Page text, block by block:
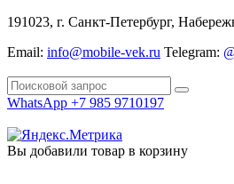
191023, г. Санкт-Петербург,
Email: info@mobile-vek.ru Telegram:
WhatsApp +7 985 9710197
Вы добавили товар в корзину